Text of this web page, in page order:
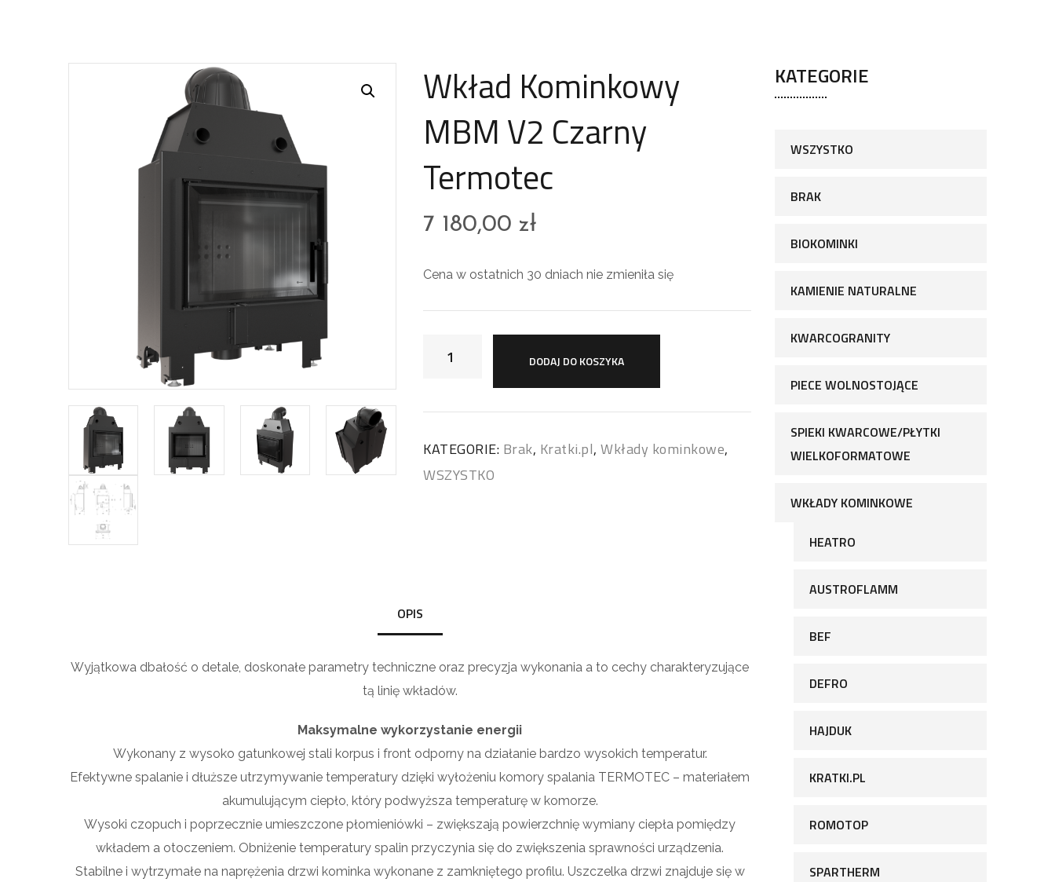
Wkład Kominkowy
MBM V2 Czarny
Termotec
7 180,00zł
Cena w ostatnich 30 dniach nie zmieniła się
DODAJ DO KOSZYKA
KATEGORIE: Brak, Kratki.pl,Wkłady kominkowe,
WSZYSTKO
OPIS
Wyjątkowa dbałość o detale, doskonałe parametry techniczne oraz precyzja wykonania a to cechy charakteryzujące
tą linię wkładów.
Maksymalne wykorzystanie energii
Wykonany z wysoko gatunkowej stali korpus i front odporny na działanie bardzo wysokich temperatur.
Efektywne spalanie i dłuższe utrzymywanie temperatury dzięki wyłożeniu komory spalania TERMOTEC – materiałem
akumulującym ciepło, który podwyższa temperaturę w komorze.
Wysoki czopuch i poprzecznie umieszczone płomieniówki – zwiększają powierzchnię wymiany ciepła pomiędzy
wkładem a otoczeniem. Obniżenie temperatury spalin przyczynia się do zwiększenia sprawności urządzenia.
Stabilne i wytrzymałe na naprężenia drzwi kominka wykonane z zamkniętego profilu. Uszczelka drzwi znajduje się w
KATEGORIE
WSZYSTKO
BRAK
BIOKOMINKI
KAMIENIE NATURALNE
KWARCOGRANITY
PIECE WOLNOSTOJĄCE
SPIEKI KWARCOWE/PŁYTKI
WIELKOFORMATOWE
WKŁADY KOMINKOWE
HEATRO
AUSTROFLAMM
BEF
DEFRO
HAJDUK
KRATKI.PL
ROMOTOP
SPARTHERM